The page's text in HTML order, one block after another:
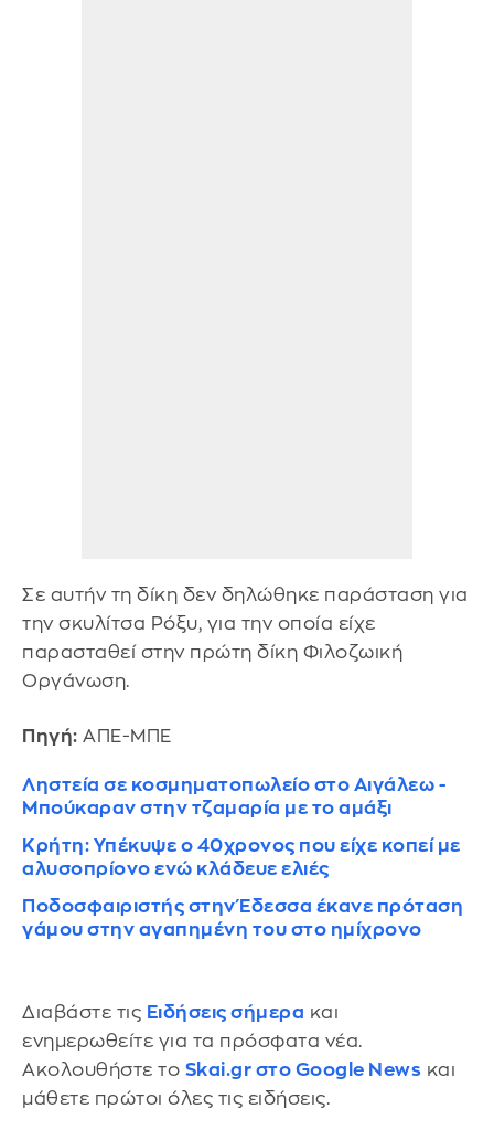
Σε αυτήν τη δίκη δεν δηλώθηκε παράσταση για
την σκυλίτσα Ρόξυ, για την οποία είχε
παρασταθεί στην πρώτη δίκη Φιλοζωική
Οργάνωση.
Πηγή: ΑΠΕ-ΜΠΕ
Ληστεία σε κοσμηματοπωλείο στο Αιγάλεω -
Μπούκαραν στην τζαμαρία με το αμάξι
Κρήτη: Υπέκυψε ο 40χρονος που είχε κοπεί με
αλυσοπρίονο ενώ κλάδευε ελιές
Ποδοσφαιριστής στην Έδεσσα έκανε πρόταση
γάμου στην αγαπημένη του στο ημίχρονο
Διαβάστε τις Ειδήσεις σήμερα και
ενημερωθείτε για τα πρόσφατα νέα.
Ακολουθήστε το Skai.gr στο Google News και
μάθετε πρώτοι όλες τις ειδήσεις.